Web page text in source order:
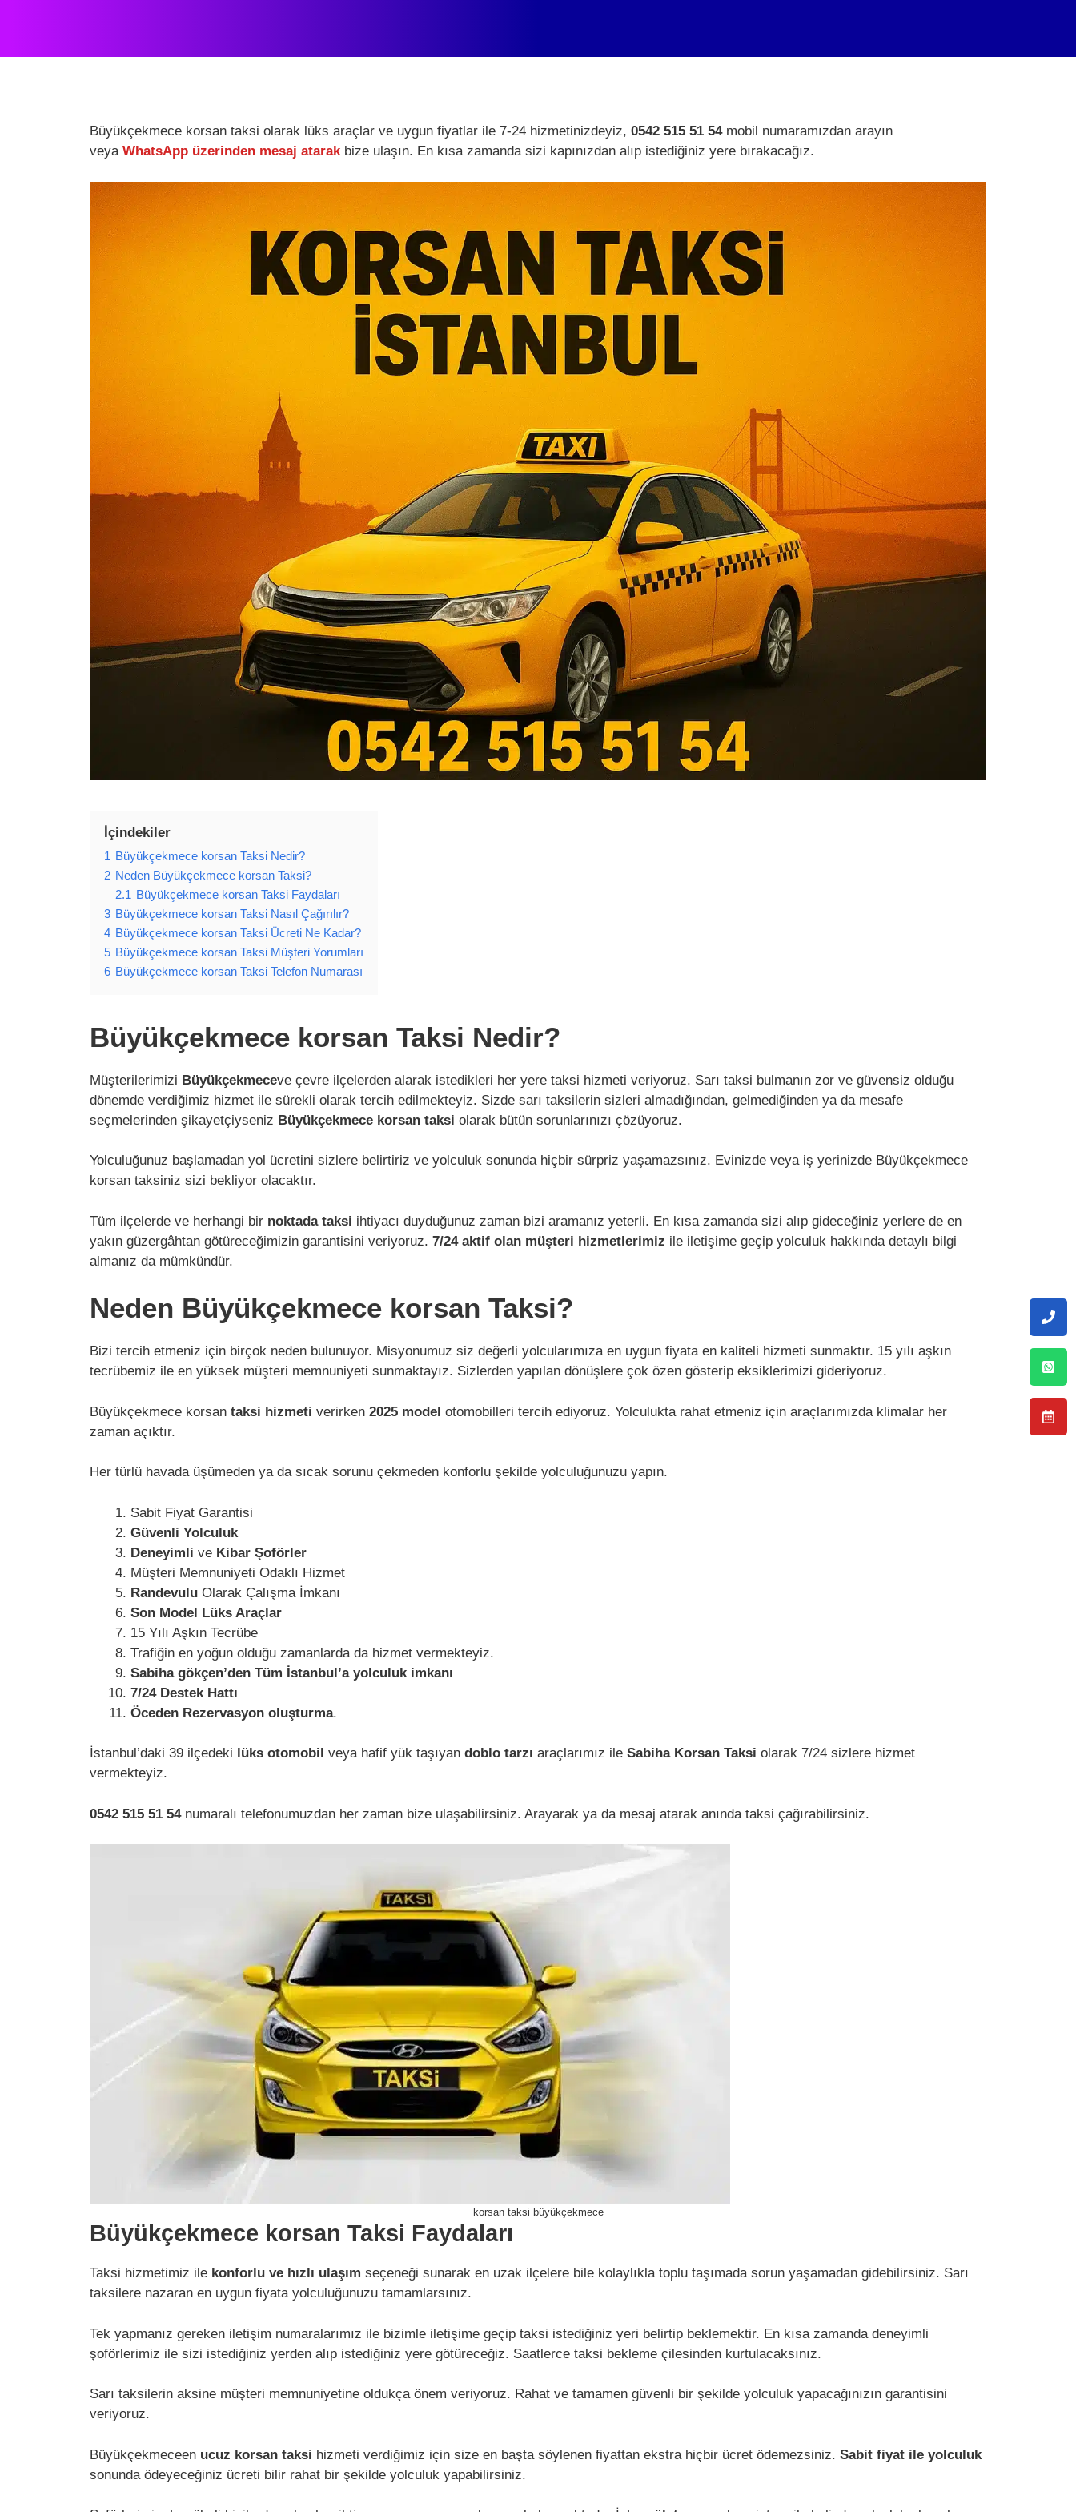
Büyükçekmece korsan taksi olarak lüks araçlar ve uygun fiyatlar ile 7-24 hizmetinizdeyiz, 0542 515 51 54mobil numaramızdan arayın
veya WhatsApp üzerinden mesaj atarakbize ulaşın. En kısa zamanda sizi kapınızdan alıp istediğiniz yere bırakacağız.
İçindekiler
1 Büyükçekmece korsan Taksi Nedir?
2 Neden Büyükçekmece korsan Taksi?
2.1 Büyükçekmece korsan Taksi Faydaları
3 Büyükçekmece korsan Taksi Nasıl Çağırılır?
4 Büyükçekmece korsan Taksi Ücreti Ne Kadar?
5 Büyükçekmece korsan Taksi Müşteri Yorumları
6 Büyükçekmece korsan Taksi Telefon Numarası
Büyükçekmece korsan Taksi Nedir?
Müşterilerimizi Büyükçekmeceve çevre ilçelerden alarak istedikleri her yere taksi hizmeti veriyoruz. Sarı taksi bulmanın zor ve güvensiz olduğu
dönemde verdiğimiz hizmet ile sürekli olarak tercih edilmekteyiz. Sizde sarı taksilerin sizleri almadığından, gelmediğinden ya da mesafe
seçmelerinden şikayetçiyseniz Büyükçekmece korsan taksi olarak bütün sorunlarınızı çözüyoruz.
Yolculuğunuz başlamadan yol ücretini sizlere belirtiriz ve yolculuk sonunda hiçbir sürpriz yaşamazsınız. Evinizde veya iş yerinizde Büyükçekmece
korsan taksiniz sizi bekliyor olacaktır.
Tüm ilçelerde ve herhangi bir noktada taksi ihtiyacı duyduğunuz zaman bizi aramanız yeterli. En kısa zamanda sizi alıp gideceğiniz yerlere de en
yakın güzergâhtan götüreceğimizin garantisini veriyoruz. 7/24 aktif olan müşteri hizmetlerimiz ile iletişime geçip yolculuk hakkında detaylı bilgi
almanız da mümkündür.
Neden Büyükçekmece korsan Taksi?
Bizi tercih etmeniz için birçok neden bulunuyor. Misyonumuz siz değerli yolcularımıza en uygun fiyata en kaliteli hizmeti sunmaktır. 15 yılı aşkın
tecrübemiz ile en yüksek müşteri memnuniyeti sunmaktayız. Sizlerden yapılan dönüşlere çok özen gösterip eksiklerimizi gideriyoruz.
Büyükçekmece korsan taksi hizmeti verirken 2025 model otomobilleri tercih ediyoruz. Yolculukta rahat etmeniz için araçlarımızda klimalar her
zaman açıktır.
Her türlü havada üşümeden ya da sıcak sorunu çekmeden konforlu şekilde yolculuğunuzu yapın.
Sabit Fiyat Garantisi
Güvenli Yolculuk
Deneyimli ve Kibar Şoförler
Müşteri Memnuniyeti Odaklı Hizmet
Randevulu Olarak Çalışma İmkanı
Son Model Lüks Araçlar
15 Yılı Aşkın Tecrübe
Trafiğin en yoğun olduğu zamanlarda da hizmet vermekteyiz.
Sabiha gökçen’den Tüm İstanbul’a yolculuk imkanı
7/24 Destek Hattı
Öceden Rezervasyon oluşturma.
İstanbul’daki 39 ilçedeki lüks otomobil veya hafif yük taşıyan doblo tarzı araçlarımız ile Sabiha Korsan Taksi olarak 7/24 sizlere hizmet
vermekteyiz.
0542 515 51 54numaralı telefonumuzdan her zaman bize ulaşabilirsiniz. Arayarak ya da mesaj atarak anında taksi çağırabilirsiniz.
korsan taksi büyükçekmece
Büyükçekmece korsan Taksi Faydaları
Taksi hizmetimiz ile konforlu ve hızlı ulaşım seçeneği sunarak en uzak ilçelere bile kolaylıkla toplu taşımada sorun yaşamadan gidebilirsiniz. Sarı
taksilere nazaran en uygun fiyata yolculuğunuzu tamamlarsınız.
Tek yapmanız gereken iletişim numaralarımız ile bizimle iletişime geçip taksi istediğiniz yeri belirtip beklemektir. En kısa zamanda deneyimli
şoförlerimiz ile sizi istediğiniz yerden alıp istediğiniz yere götüreceğiz. Saatlerce taksi bekleme çilesinden kurtulacaksınız.
Sarı taksilerin aksine müşteri memnuniyetine oldukça önem veriyoruz. Rahat ve tamamen güvenli bir şekilde yolculuk yapacağınızın garantisini
veriyoruz.
Büyükçekmeceen ucuz korsan taksi hizmeti verdiğimiz için size en başta söylenen fiyattan ekstra hiçbir ücret ödemezsiniz. Sabit fiyat ile yolculuk
sonunda ödeyeceğiniz ücreti bilir rahat bir şekilde yolculuk yapabilirsiniz.